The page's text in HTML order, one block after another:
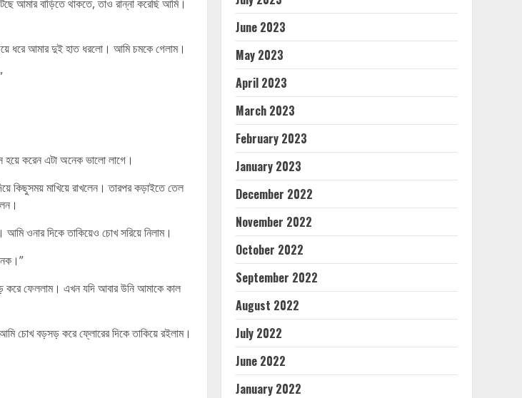
আমার বাড়িতে থাকতে, তাও রান্না করেছি আমি।
ধরে আমার দুই হাত ধরলো। আমি চমকে গেলাম।
করেন এটা অনেক ভালো লাগে।
কিছুসময় মাখিয়ে রাখলেন। তারপর কড়াইতে তেল
ওনার দিকে তাকিয়েও চোখ সরিয়ে নিলাম।
ফেললাম। এখন যদি আবার উনি আমাকে কাল
চোখ বড়সড় করে ফ্লোরের দিকে তাকিয়ে রইলাম।
June 2023
May 2023
April 2023
March 2023
February 2023
January 2023
December 2022
November 2022
October 2022
September 2022
August 2022
July 2022
June 2022
January 2022